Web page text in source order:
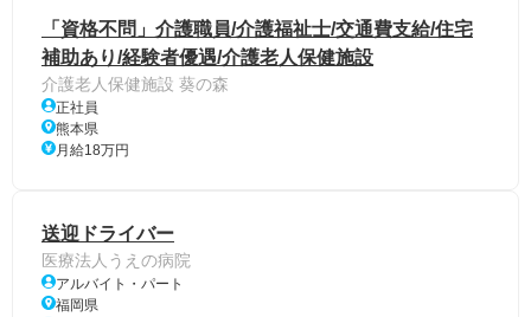
「資格不問」介護職員/介護福祉士/交通費支給/住宅
補助あり/経験者優遇/介護老人保健施設
介護老人保健施設 葵の森
正社員
熊本県
月給18万円
送迎ドライバー
医療法人うえの病院
アルバイト・パート
福岡県